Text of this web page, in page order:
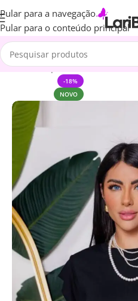
Pular para a navegação
Pular para o conteúdo principal
Início Roupas Blusa
-18%
NOVO